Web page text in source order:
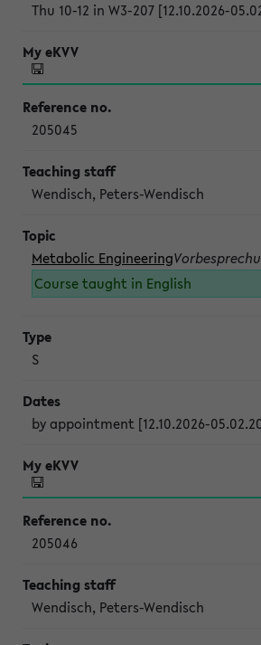
Thu 10-12 in W3-207 [12.10.2026-
205045
Wendisch, Peters-Wendisch
Metabolic Engineering
Course taught in English
S
by appointment [12.10.2026-
205046
Wendisch, Peters-Wendisch